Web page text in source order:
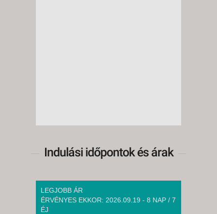
Indulási időpontok és árak
LEGJOBB ÁR
ÉRVÉNYES EKKOR: 2026.09.19 - 8 NAP / 7
ÉJ